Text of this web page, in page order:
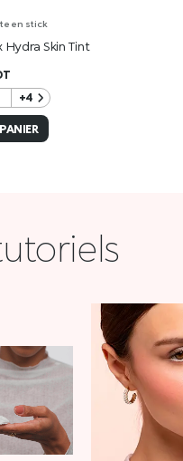
en stick
Hydra Skin Tint
+4